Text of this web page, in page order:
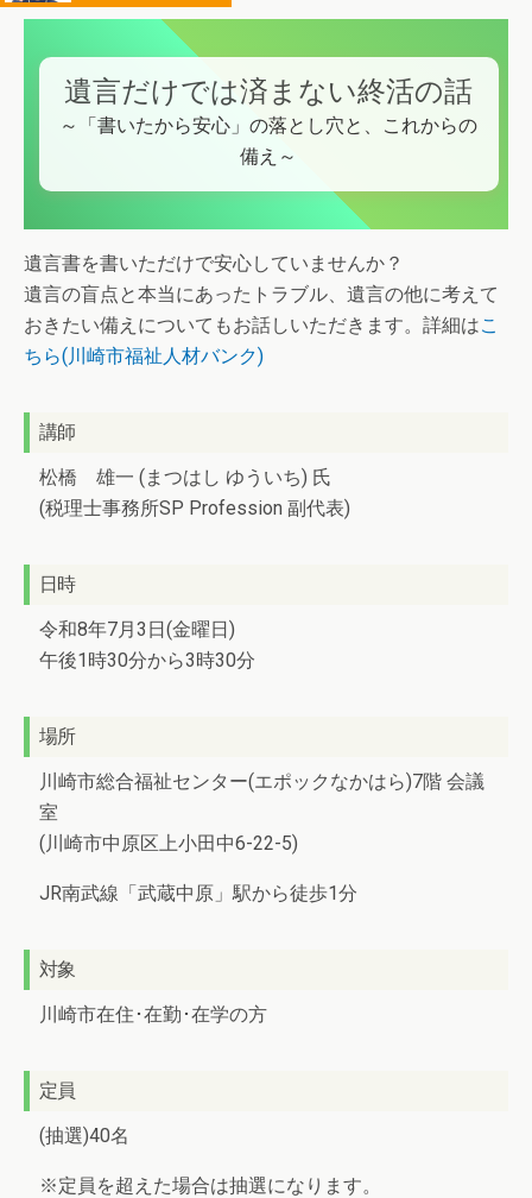
遺言だけでは済まない終活の話
～「書いたから安心」の落とし穴と、これからの
備え～
遺言書を書いただけで安心していませんか？
遺言の盲点と本当にあったトラブル、遺言の他に考えて
おきたい備えについてもお話しいただきます。詳細はこ
ちら(川崎市福祉人材バンク)
講師
松橋 雄一 (まつはし ゆういち) 氏
(税理士事務所SP Profession 副代表)
日時
令和8年7月3日(金曜日)
午後1時30分から3時30分
場所
川崎市総合福祉センター(エポックなかはら)7階 会議
室
(川崎市中原区上小田中6-22-5)
JR南武線「武蔵中原」駅から徒歩1分
対象
川崎市在住･在勤･在学の方
定員
(抽選)40名
※定員を超えた場合は抽選になります。